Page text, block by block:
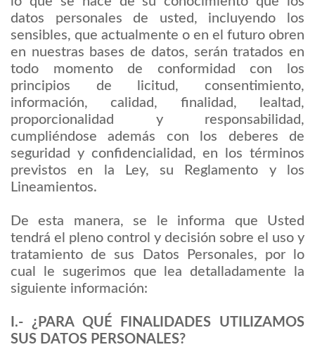
datos personales de usted, incluyendo los
sensibles, que actualmente o en el futuro obren
en nuestras bases de datos, serán tratados en
todo momento de conformidad con los
principios de licitud, consentimiento,
información, calidad, finalidad, lealtad,
proporcionalidad y responsabilidad,
cumpliéndose además con los deberes de
seguridad y confidencialidad, en los términos
previstos en la Ley, su Reglamento y los
Lineamientos.
De esta manera, se le informa que Usted
tendrá el pleno control y decisión sobre el uso y
tratamiento de sus Datos Personales, por lo
cual le sugerimos que lea detalladamente la
siguiente información:
I.- ¿PARA QUÉ FINALIDADES UTILIZAMOS
SUS DATOS PERSONALES?